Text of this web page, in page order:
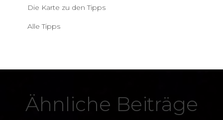
Die Karte zu den Tipps
Alle Tipps
Ähnliche Beiträge